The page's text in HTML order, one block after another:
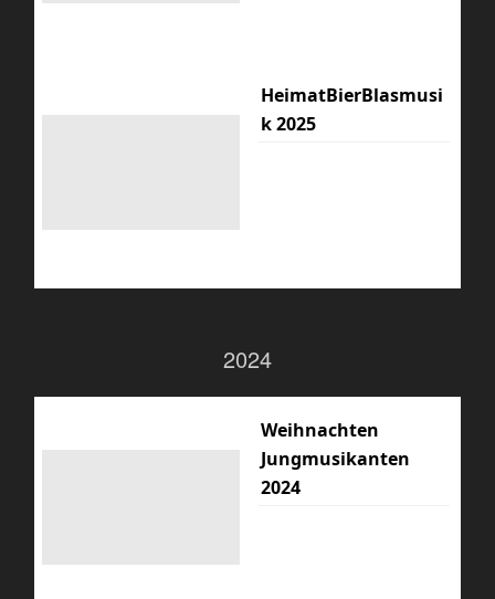
HeimatBierBlasmusi
k 2025
2024
Weihnachten
Jungmusikanten
2024